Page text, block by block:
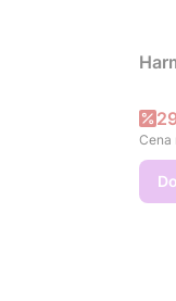
Cena